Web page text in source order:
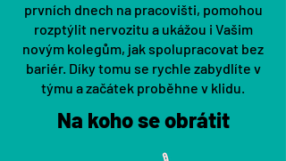
prvních dnech na pracovišti, pomohou
rozptýlit nervozitu a ukážou i Vašim
novým kolegům, jak spolupracovat bez
bariér. Díky tomu se rychle zabydlíte v
týmu a začátek proběhne v klidu.
Na koho se obrátit